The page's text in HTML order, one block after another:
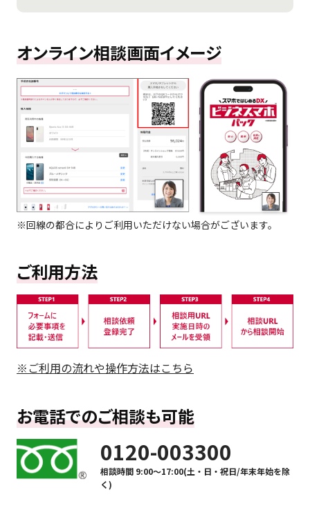
オンライン相談画面イメージ
※回線の都合によりご利用いただけない場合がございます。
ご利用方法
※ご利用の流れや操作方法はこちら
お電話でのご相談も可能
0120-003300
相談時間 9:00〜17:00(土・日・祝日/年末年始を除
く)